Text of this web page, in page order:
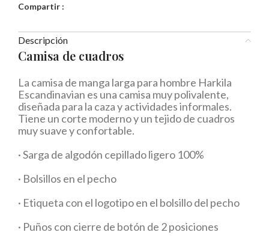
Compartir :
Descripción
Camisa de cuadros
La camisa de manga larga para hombre Harkila
Escandinavian es una camisa muy polivalente,
diseñada para la caza y actividades informales.
Tiene un corte moderno y un tejido de cuadros
muy suave y confortable.
· Sarga de algodón cepillado ligero 100%
· Bolsillos en el pecho
· Etiqueta con el logotipo en el bolsillo del pecho
· Puños con cierre de botón de 2 posiciones